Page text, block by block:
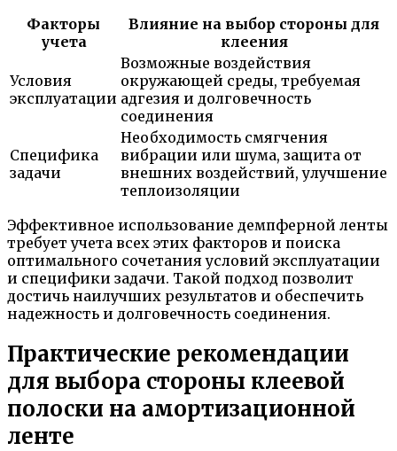
Факторы
учета
Влияние на выбор стороны для
клеения
Условия
эксплуатации
Возможные воздействия
окружающей среды, требуемая
адгезия и долговечность
соединения
Специфика
задачи
Необходимость смягчения
вибрации или шума, защита от
внешних воздействий, улучшение
теплоизоляции
Эффективное использование демпферной ленты
требует учета всех этих факторов и поиска
оптимального сочетания условий эксплуатации
и специфики задачи. Такой подход позволит
достичь наилучших результатов и обеспечить
надежность и долговечность соединения.
Практические рекомендации
для выбора стороны клеевой
полоски на амортизационной
ленте